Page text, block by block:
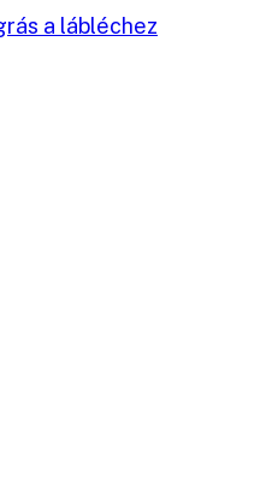
a lábléchez